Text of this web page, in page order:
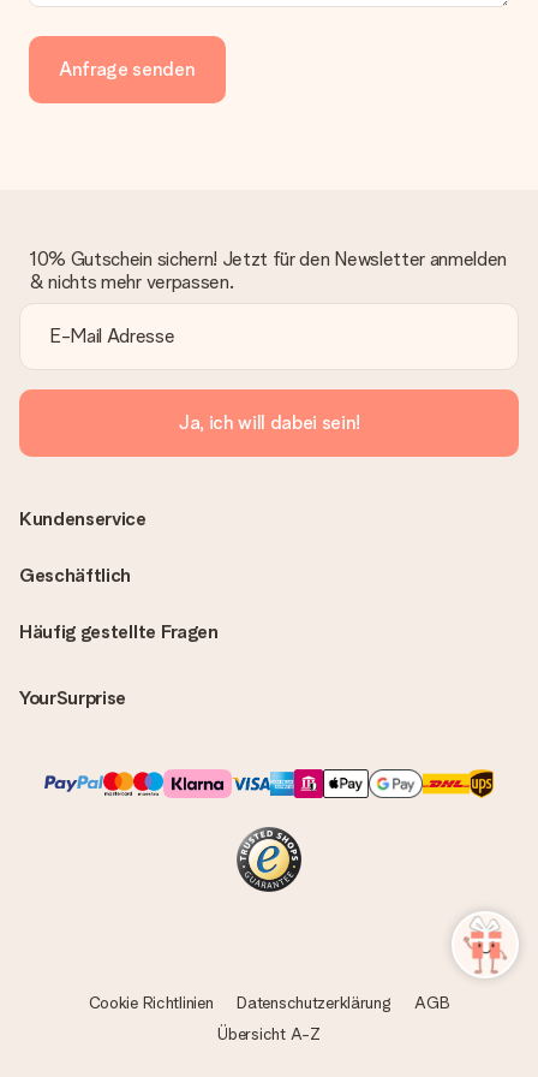
Anfrage senden
10% Gutschein sichern! Jetzt für den Newsletter anmelden
& nichts mehr verpassen.
Ja, ich will dabei sein!
Häufig gestellte Fragen
YourSurprise
Kundenservice
Geschäftlich
Cookie Richtlinien Datenschutzerklärung
AGB
Übersicht A-Z